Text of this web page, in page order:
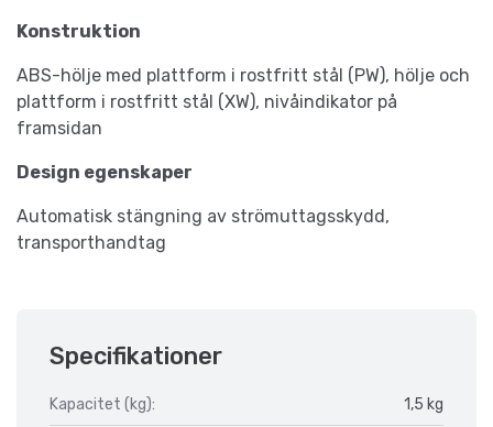
Konstruktion
ABS-hölje med plattform i rostfritt stål (PW), hölje och
plattform i rostfritt stål (XW), nivåindikator på
framsidan
Design egenskaper
Automatisk stängning av strömuttagsskydd,
transporthandtag
Specifikationer
Kapacitet (kg): 1,5 kg